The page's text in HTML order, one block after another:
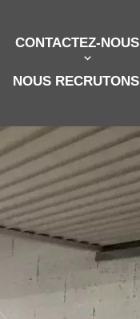
CONTACTEZ-NOUS
NOUS RECRUTONS